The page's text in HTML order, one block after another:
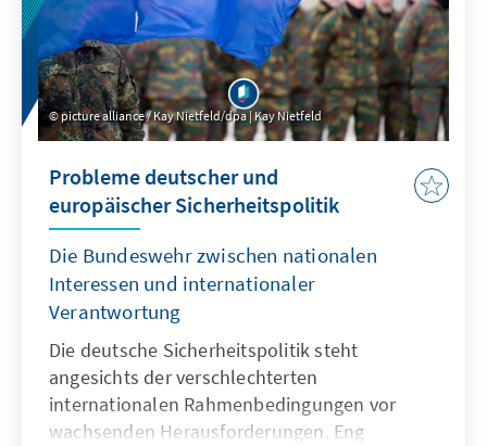
picture alliance / Kay Nietfeld/dpa | Kay Nietfeld
Probleme deutscher und
europäischer Sicherheitspolitik
Die Bundeswehr zwischen nationalen
Interessen und internationaler
Verantwortung
Die deutsche Sicherheitspolitik steht
angesichts der verschlechterten
internationalen Rahmenbedingungen vor
wachsenden Herausforderungen. Eng